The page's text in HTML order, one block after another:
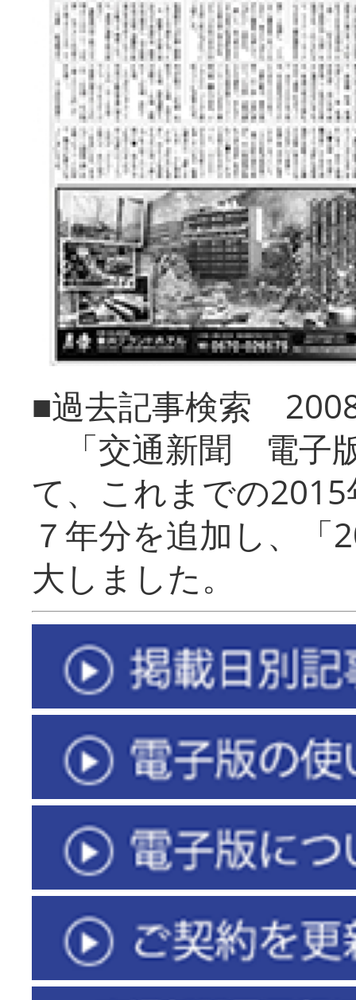
■過去記事検索
「交通新聞 電子
て、これまでの
７年分を追加し、「
大しまし